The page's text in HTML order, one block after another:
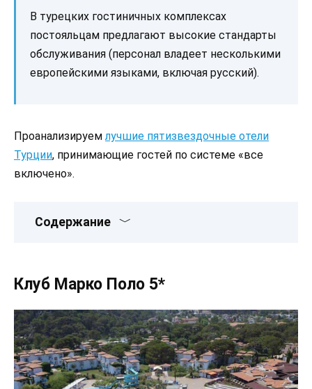
В турецких гостиничных комплексах
постояльцам предлагают высокие стандарты
обслуживания (персонал владеет несколькими
европейскими языками, включая русский).
Проанализируем лучшие пятизвездочные отели
Турции, принимающие гостей по системе «все
включено».
Содержание
Клуб Марко Поло 5*